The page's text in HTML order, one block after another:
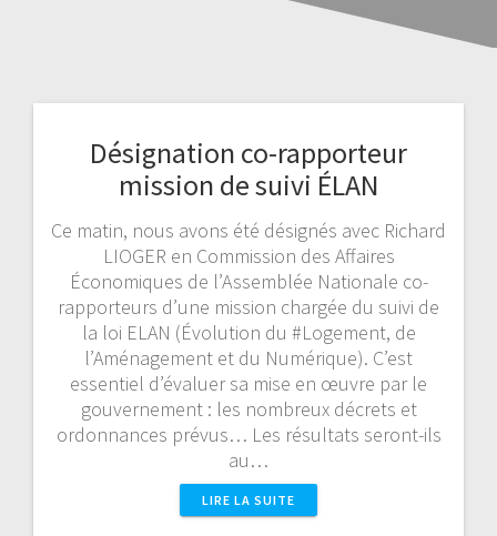
Désignation co-rapporteur
mission de suivi ÉLAN
Ce matin, nous avons été désignés avec Richard
LIOGER en Commission des Affaires
Économiques de l’Assemblée Nationale co-
rapporteurs d’une mission chargée du suivi de
la loi ELAN (Évolution du #Logement, de
l’Aménagement et du Numérique). C’est
essentiel d’évaluer sa mise en œuvre par le
gouvernement : les nombreux décrets et
ordonnances prévus… Les résultats seront-ils
au…
LIRE LA SUITE